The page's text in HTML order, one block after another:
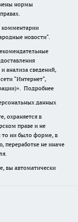
нормы
комментарии
новости".
анализа сведений,
"Интернет",
Подробнее
данных
охраняется в
праве и не
то ни было форме, в
переработке не иначе
вы автоматически